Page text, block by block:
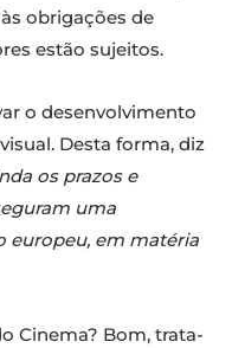
obrigações de
estão sujeitos.
o desenvolvimento
Desta forma, diz
os prazos e
uma
europeu, em matéria
Cinema? Bom, trata-